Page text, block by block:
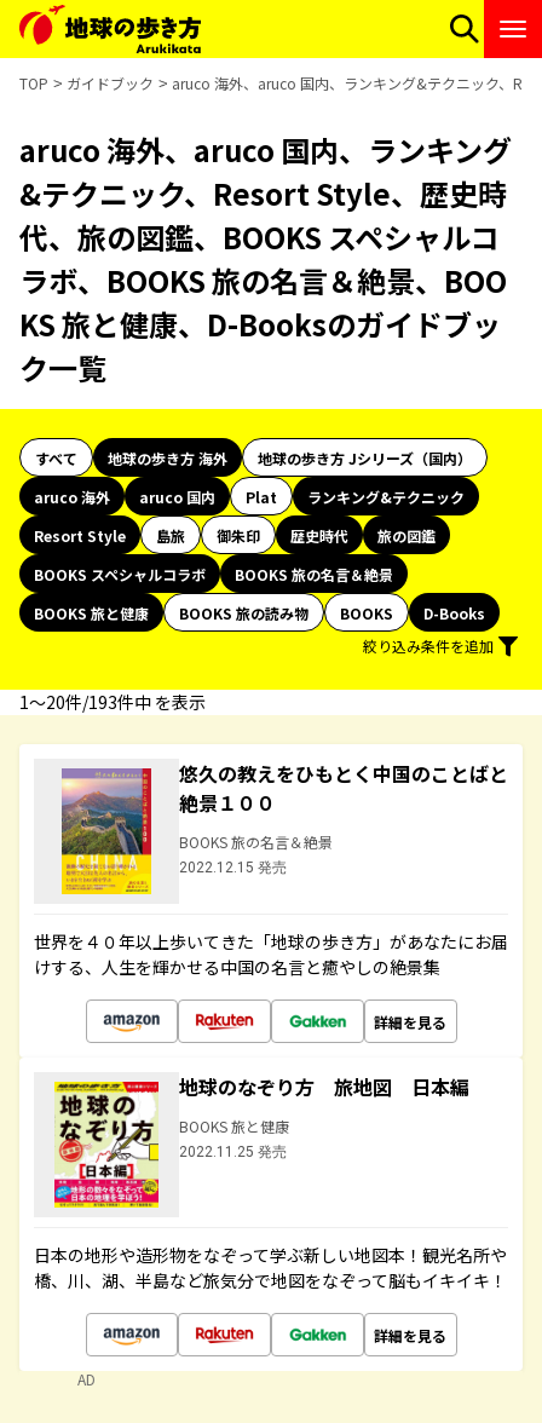
TOP ガイドブック aruco 海外、aruco 国内、ランキング&テクニック、
aruco 海外、aruco 国内、ランキング
&テクニック、Resort Style、歴史時
代、旅の図鑑、BOOKS スペシャルコ
ラボ、BOOKS 旅の名言＆絶景、BOO
KS 旅と健康、D-Booksのガイドブッ
ク一覧
すべて 地球の歩き方 海外
地球の歩き方 Jシリーズ（国内）
aruco 海外
aruco 国内 Plat
ランキング&テクニック
Resort Style
島旅 御朱印 歴史時代
旅の図鑑
BOOKS スペシャルコラボ
BOOKS 旅の名言＆絶景
BOOKS 旅と健康
BOOKS 旅の読み物 BOOKS
D-Books
絞り込み条件を追加
1〜20件/193件中 を表示
悠久の教えをひもとく中国のことばと
絶景１００
BOOKS 旅の名言＆絶景
2022.12.15 発売
世界を４０年以上歩いてきた「地球の歩き方」があなたにお届
けする、人生を輝かせる中国の名言と癒やしの絶景集
詳細を見る
地球のなぞり方 旅地図 日本編
BOOKS 旅と健康
2022.11.25 発売
日本の地形や造形物をなぞって学ぶ新しい地図本！観光名所や
橋、川、湖、半島など旅気分で地図をなぞって脳もイキイキ！
詳細を見る
AD